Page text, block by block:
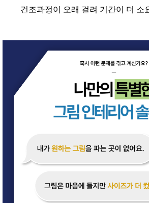
건조과정이 오래 걸려 기간이 더 소